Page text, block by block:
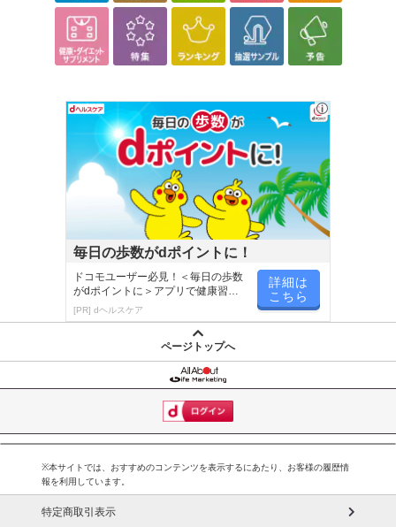
毎日の歩数がdポイントに！
ドコモユーザー必見！＜毎日の歩数
がdポイントに＞アプリで健康習慣
が楽しく続く
[PR] dヘルスケア
詳細は
こちら
ページトップへ
※本サイトでは、おすすめのコンテンツを表示するにあたり、お客様の履歴情
報を利用しています。
特定商取引表示